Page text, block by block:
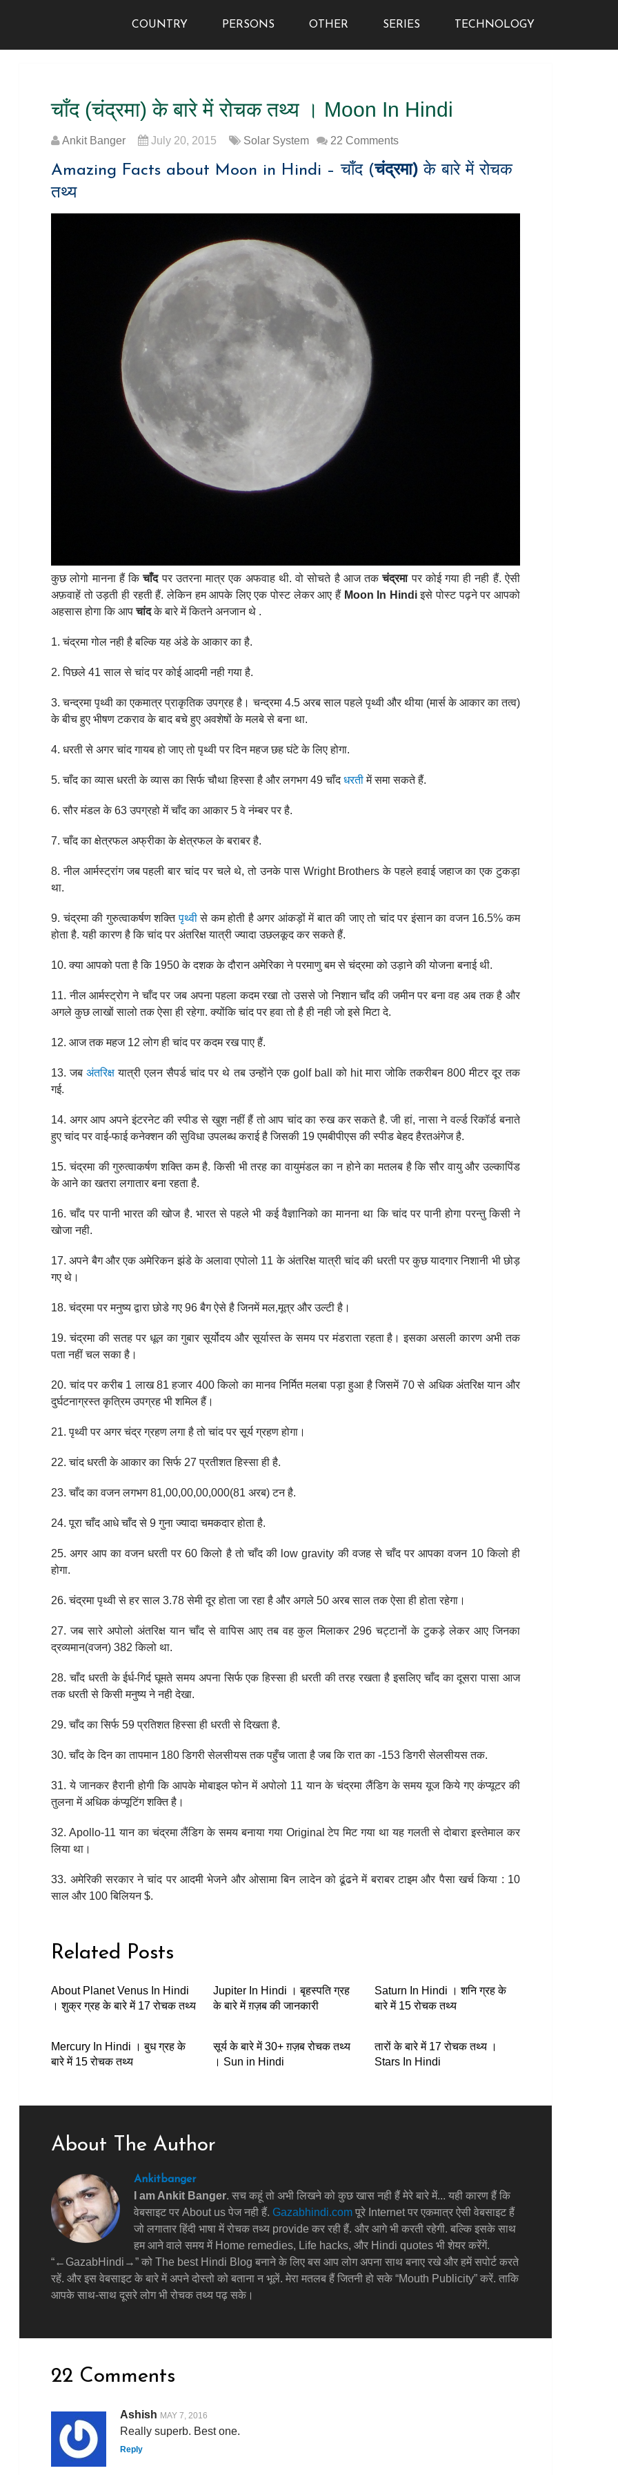
COUNTRY PERSONS OTHER SERIES TECHNOLOGY
चाँद (चंद्रमा) के बारे में रोचक तथ्य । Moon In Hindi
Ankit Banger July 20, 2015 Solar System 22 Comments
Amazing Facts about Moon in Hindi – चाँद (चंद्रमा) के बारे में रोचक
तथ्य
कुछ लोगो मानना हैं किचाँदपर उतरना मात्र एक अफवाह थी. वो सोचते है आज तकचंद्रमापर कोई गया ही नही हैं. ऐसी
अफ़वाहें तो उड़ती ही रहती हैं. लेकिन हम आपके लिए एक पोस्ट लेकर आए हैं Moon In Hindiइसे पोस्ट पढ़ने पर आपको
अहसास होगा कि आपचांदके बारे में कितने अनजान थे .
1. चंद्रमा गोल नही है बल्कि यह अंडे के आकार का है.
2. पिछले 41 साल से चांद पर कोई आदमी नही गया है.
3. चन्द्रमा पृथ्वी का एकमात्र प्राकृतिक उपग्रह है। चन्द्रमा 4.5 अरब साल पहले पृथ्वी और थीया (मार्स के आकार का तत्व)
के बीच हुए भीषण टकराव के बाद बचे हुए अवशेषों के मलबे से बना था.
4. धरती से अगर चांद गायब हो जाए तो पृथ्वी पर दिन महज छह घंटे के लिए होगा.
5. चाँद का व्यास धरती के व्यास का सिर्फ चौथा हिस्सा है और लगभग 49 चाँदधरतीमें समा सकते हैं.
6. सौर मंडल के 63 उपग्रहो में चाँद का आकार 5 वे नंम्बर पर है.
7. चाँद का क्षेत्रफल अफ्रीका के क्षेत्रफल के बराबर है.
8. नील आर्मस्ट्रांग जब पहली बार चांद पर चले थे, तो उनके पास Wright Brothers के पहले हवाई जहाज का एक टुकड़ा
था.
9. चंद्रमा की गुरुत्वाकर्षण शक्तिपृथ्वीसे कम होती है अगर आंकड़ों में बात की जाए तो चांद पर इंसान का वजन 16.5% कम
होता है. यही कारण है कि चांद पर अंतरिक्ष यात्री ज्यादा उछलकूद कर सकते हैं.
10. क्या आपको पता है कि 1950 के दशक के दौरान अमेरिका ने परमाणु बम से चंद्रमा को उड़ाने की योजना बनाई थी.
11. नील आर्मस्ट्रोग ने चाँद पर जब अपना पहला कदम रखा तो उससे जो निशान चाँद की जमीन पर बना वह अब तक है और
अगले कुछ लाखों सालो तक ऐसा ही रहेगा. क्योंकि चांद पर हवा तो है ही नही जो इसे मिटा दे.
12. आज तक महज 12 लोग ही चांद पर कदम रख पाए हैं.
13. जबअंतरिक्ष यात्री एलन सैपर्ड चांद पर थे तब उन्होंने एक golf ball को hit मारा जोकि तकरीबन 800 मीटर दूर तक
गई.
14. अगर आप अपने इंटरनेट की स्पीड से खुश नहीं हैं तो आप चांद का रुख कर सकते है. जी हां, नासा ने वर्ल्ड रिकॉर्ड बनाते
हुए चांद पर वाई-फाई कनेक्शन की सुविधा उपलब्ध कराई है जिसकी 19 एमबीपीएस की स्पीड बेहद हैरतअंगेज है.
15. चंद्रमा की गुरुत्वाकर्षण शक्ति कम है. किसी भी तरह का वायुमंडल का न होने का मतलब है कि सौर वायु और उल्कापिंड
के आने का खतरा लगातार बना रहता है.
16. चाँद पर पानी भारत की खोज है. भारत से पहले भी कई वैज्ञानिको का मानना था कि चांद पर पानी होगा परन्तु किसी ने
खोजा नही.
17. अपने बैग और एक अमेरिकन झंडे के अलावा एपोलो 11 के अंतरिक्ष यात्री चांद की धरती पर कुछ यादगार निशानी भी छोड़
गए थे।
18. चंद्रमा पर मनुष्य द्वारा छोडे गए 96 बैग ऐसे है जिनमें मल,मूत्र और उल्टी है।
19. चंद्रमा की सतह पर धूल का गुबार सूर्योदय और सूर्यास्त के समय पर मंडराता रहता है। इसका असली कारण अभी तक
पता नहीं चल सका है।
20. चांद पर करीब 1 लाख 81 हजार 400 किलो का मानव निर्मित मलबा पड़ा हुआ है जिसमें 70 से अधिक अंतरिक्ष यान और
दुर्घटनाग्रस्त कृत्रिम उपग्रह भी शमिल हैं।
21. पृथ्वी पर अगर चंद्र ग्रहण लगा है तो चांद पर सूर्य ग्रहण होगा।
22. चांद धरती के आकार का सिर्फ 27 प्रतीशत हिस्सा ही है.
23. चाँद का वजन लगभग 81,00,00,00,000(81 अरब) टन है.
24. पूरा चाँद आधे चाँद से 9 गुना ज्यादा चमकदार होता है.
25. अगर आप का वजन धरती पर 60 किलो है तो चाँद की low gravity की वजह से चाँद पर आपका वजन 10 किलो ही
होगा.
26. चंद्रमा पृथ्वी से हर साल 3.78 सेमी दूर होता जा रहा है और अगले 50 अरब साल तक ऐसा ही होता रहेगा।
27. जब सारे अपोलो अंतरिक्ष यान चाँद से वापिस आए तब वह कुल मिलाकर 296 चट्टानों के टुकड़े लेकर आए जिनका
द्रव्यमान(वजन) 382 किलो था.
28. चाँद धरती के ईर्ध-गिर्द घूमते समय अपना सिर्फ एक हिस्सा ही धरती की तरह रखता है इसलिए चाँद का दूसरा पासा आज
तक धरती से किसी मनुष्य ने नही देखा.
29. चाँद का सिर्फ 59 प्रतिशत हिस्सा ही धरती से दिखता है.
30. चाँद के दिन का तापमान 180 डिगरी सेलसीयस तक पहुँच जाता है जब कि रात का -153 डिगरी सेलसीयस तक.
31. ये जानकर हैरानी होगी कि आपके मोबाइल फोन में अपोलो 11 यान के चंद्रमा लैंडिग के समय यूज किये गए कंप्यूटर की
तुलना में अधिक कंप्यूटिंग शक्ति है।
32. Apollo-11 यान का चंद्रमा लैंडिग के समय बनाया गया Original टेप मिट गया था यह गलती से दोबारा इस्तेमाल कर
लिया था।
33. अमेरिकी सरकार ने चांद पर आदमी भेजने और ओसामा बिन लादेन को ढूंढने में बराबर टाइम और पैसा खर्च किया : 10
साल और 100 बिलियन $.
Related Posts
About Planet Venus In Hindi
। शुक्र ग्रह के बारे में 17 रोचक तथ्य
Jupiter In Hindi । बृहस्पति ग्रह
के बारे में ग़ज़ब की जानकारी
Saturn In Hindi । शनि ग्रह के
बारे में 15 रोचक तथ्य
Mercury In Hindi । बुध ग्रह के
बारे में 15 रोचक तथ्य
सूर्य के बारे में 30+ ग़ज़ब रोचक तथ्य
। Sun in Hindi
तारों के बारे में 17 रोचक तथ्य ।
Stars In Hindi
About The Author
Ankitbanger
I am Ankit Banger. सच कहूं तो अभी लिखने को कुछ खास नही हैं मेरे बारे में... यही कारण हैं कि
वेबसाइट पर About us पेज नही हैं.Gazabhindi.com पूरे Internet पर एकमात्र ऐसी वेबसाइट हैं
जो लगातार हिंदी भाषा में रोचक तथ्य provide कर रही हैं. और आगे भी करती रहेगी. बल्कि इसके साथ
हम आने वाले समय में Home remedies, Life hacks, और Hindi quotes भी शेयर करेंगें.
“←GazabHindi→” को The best Hindi Blog बनाने के लिए बस आप लोग अपना साथ बनाए रखे और हमें सपोर्ट करते
रहें. और इस वेबसाइट के बारे में अपने दोस्तो को बताना न भूलें. मेरा मतलब हैं जितनी हो सके “Mouth Publicity” करें. ताकि
आपके साथ-साथ दूसरे लोग भी रोचक तथ्य पढ़ सके।
22 Comments
Ashish MAY 7, 2016
Really superb. Best one.
Reply